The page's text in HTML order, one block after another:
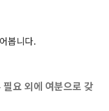
봅니다.
요 외에 여분으로 갖